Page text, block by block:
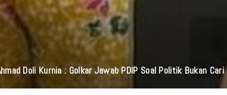
Merasa Tidak Dihargai Dalam Hubungan Lewat "AKU